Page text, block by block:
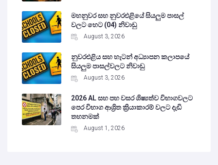
මහනුවර සහ නුවරඑළියේ සියලුම පාසල්
වලට හෙට (04) නිවාඩු
August 3, 2026
නුවරඑළිය සහ හැටන් අධ්‍යාපන කලාපයේ
සියලුම පාසල්වලට නිවාඩු
August 3, 2026
2026 AL සහ පහ වසර ශිෂ්‍යත්ව විභාගවලට
පෙර විභාග ආශ්‍රිත ක්‍රියාකාරම් වලට දැඩි
තහනමක්
August 1, 2026